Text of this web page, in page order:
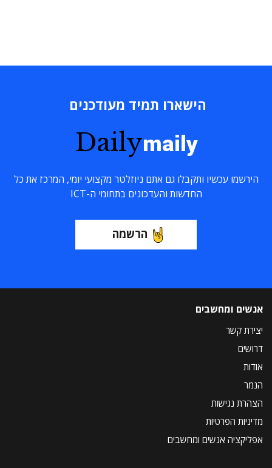
הישארו תמיד מעודכנים
Dailymaily
הירשמו עכשיו ותקבלו גם אתם ניוזלטר מקצועי יומי, המרכז את כל
החדשות והעדכונים בתחומי ה-ICT
הרשמה
אנשים ומחשבים
יצירת קשר
דרושים
אודות
הנמר
הצהרת נגישות
מדיניות הפרטיות
אפליקציה אנשים ומחשבים